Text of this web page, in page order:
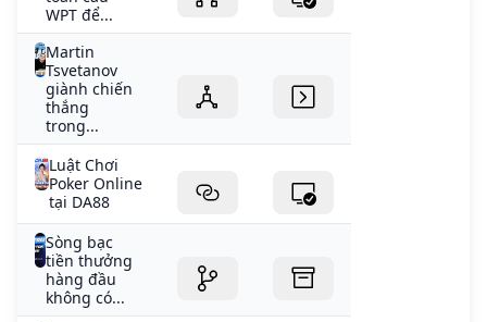
WPT để...
Martin
Tsvetanov
giành chiến
thắng
trong...
Luật Chơi
Poker Online
tại DA88
Sòng bạc
tiền thưởng
hàng đầu
không có...